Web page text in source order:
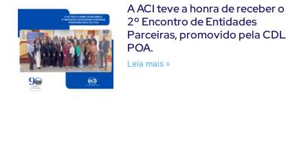
A ACI teve a honra de receber o
2º Encontro de Entidades
Parceiras, promovido pela CDL
POA.
Leia mais »